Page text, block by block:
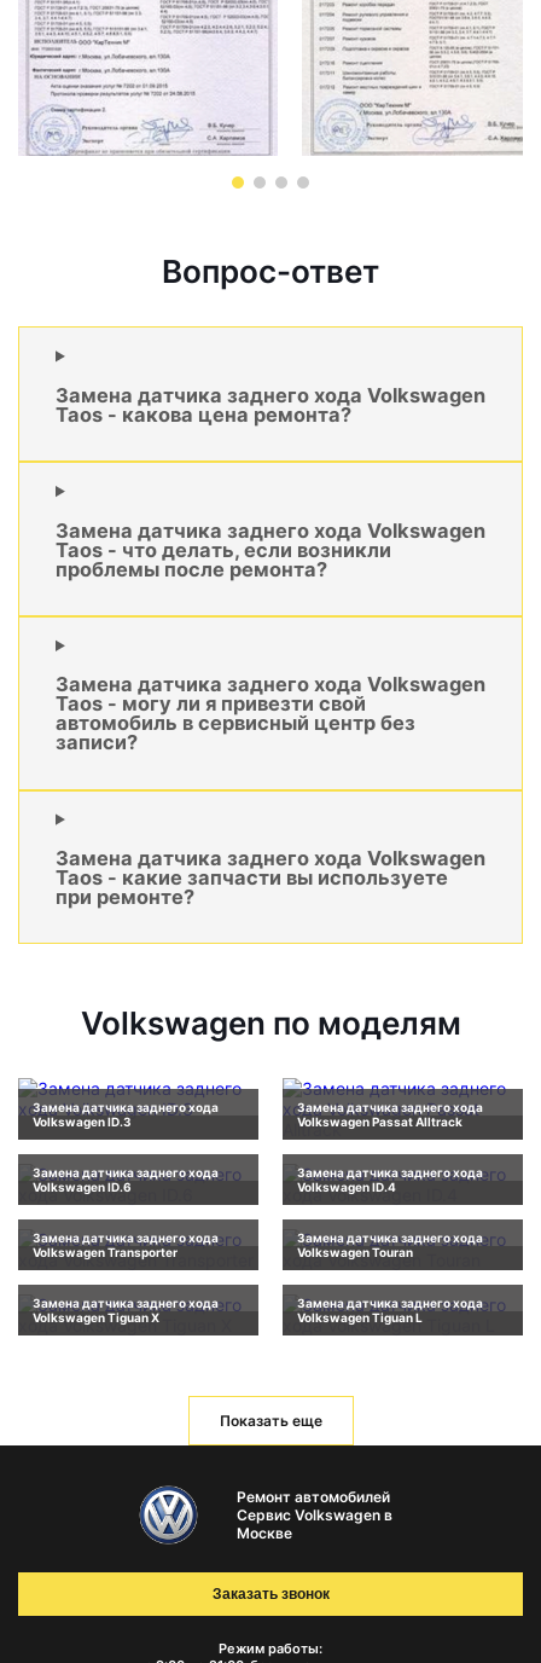
Вопрос-ответ
Замена датчика заднего хода Volkswagen
Taos - какова цена ремонта?
Замена датчика заднего хода Volkswagen
Taos - что делать, если возникли
проблемы после ремонта?
Замена датчика заднего хода Volkswagen
Taos - могу ли я привезти свой
автомобиль в сервисный центр без
записи?
Замена датчика заднего хода Volkswagen
Taos - какие запчасти вы используете
при ремонте?
Volkswagen по моделям
Замена датчика заднего хода
Volkswagen ID.3
Замена датчика заднего хода
Volkswagen Passat Alltrack
Замена датчика заднего хода
Volkswagen ID.6
Замена датчика заднего хода
Volkswagen ID.4
Замена датчика заднего хода
Volkswagen Transporter
Замена датчика заднего хода
Volkswagen Touran
Замена датчика заднего хода
Volkswagen Tiguan X
Замена датчика заднего хода
Volkswagen Tiguan L
Показать еще
Ремонт автомобилей
Сервис Volkswagen в
Москве
Режим работы:
Заказать звонок